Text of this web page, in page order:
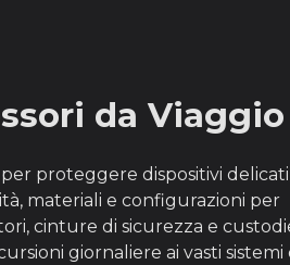
da Viaggio
proteggere dispositivi delicati
materiali e configurazioni per
cinture di sicurezza e
giornaliere ai vasti sistemi